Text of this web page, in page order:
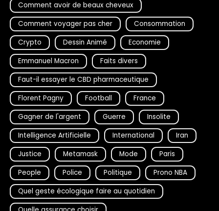
Comment avoir de beaux cheveux
Comment voyager pas cher
Consommation
Crypto
Dessin Animé
Economie
Emmanuel Macron
Faits divers
Faut-il essayer le CBD pharmaceutique
Florent Pagny
Football
France
Gagner de l'argent
Guerre
Insolite
Intelligence Artificielle
International
Iran
Justice
Metamask Mode
Paris
People
Police Politique
Prono NBA
Quel geste écologique faire au quotidien